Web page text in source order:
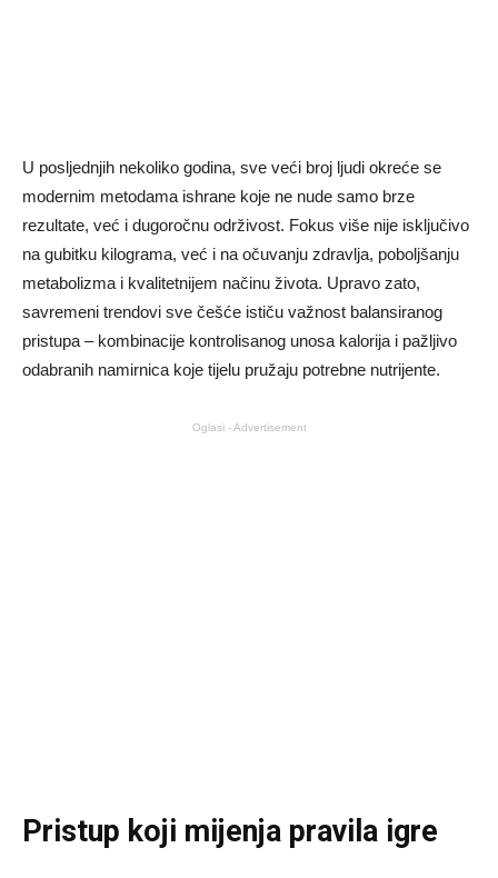
U posljednjih nekoliko godina, sve veći broj ljudi okreće se
modernim metodama ishrane koje ne nude samo brze
rezultate, već i dugoročnu održivost. Fokus više nije isključivo
na gubitku kilograma, već i na očuvanju zdravlja, poboljšanju
metabolizma i kvalitetnijem načinu života. Upravo zato,
savremeni trendovi sve češće ističu važnost balansiranog
pristupa – kombinacije kontrolisanog unosa kalorija i pažljivo
odabranih namirnica koje tijelu pružaju potrebne nutrijente.
Oglasi - Advertisement
Pristup koji mijenja pravila igre